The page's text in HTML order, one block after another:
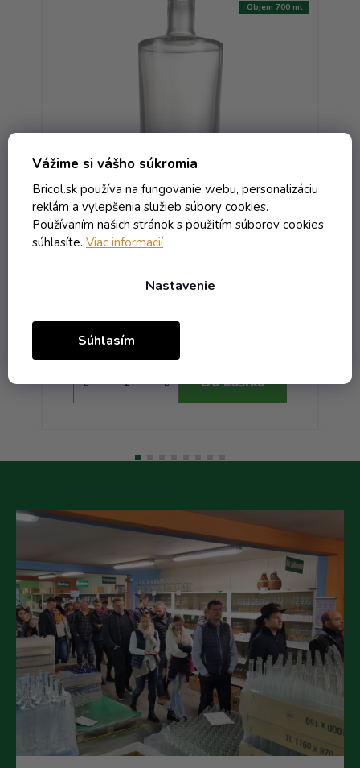
Vážime si vášho súkromia
Bricol.sk používa na fungovanie webu, personalizáciu
reklám a vylepšenia služieb súbory cookies.
Používaním našich stránok s použitím súborov cookies
súhlasíte. Viac informacií
Nastavenie
Súhlasím
Fľaša Neos - 0.70 bezfarebná GPI
400/33
Skladom
Do košíka
Objem 700 ml